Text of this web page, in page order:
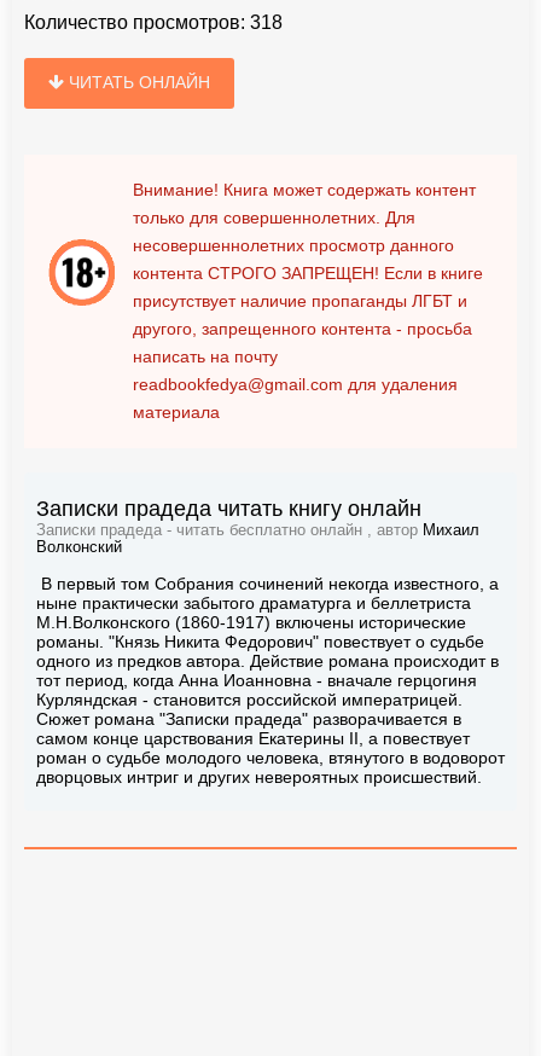
Количество просмотров: 318
ЧИТАТЬ ОНЛАЙН
Внимание! Книга может содержать контент
только для совершеннолетних. Для
несовершеннолетних просмотр данного
контента СТРОГО ЗАПРЕЩЕН! Если в книге
присутствует наличие пропаганды ЛГБТ и
другого, запрещенного контента - просьба
написать на почту
readbookfedya@gmail.com для удаления
материала
Записки прадеда читать книгу онлайн
Записки прадеда - читать бесплатно онлайн , автор Михаил
Волконский
В первый том Собрания сочинений некогда известного, а
ныне практически забытого драматурга и беллетриста
М.Н.Волконского (1860-1917) включены исторические
романы. "Князь Никита Федорович" повествует о судьбе
одного из предков автора. Действие романа происходит в
тот период, когда Анна Иоанновна - вначале герцогиня
Курляндская - становится российской императрицей.
Сюжет романа "Записки прадеда" разворачивается в
самом конце царствования Екатерины II, а повествует
роман о судьбе молодого человека, втянутого в водоворот
дворцовых интриг и других невероятных происшествий.